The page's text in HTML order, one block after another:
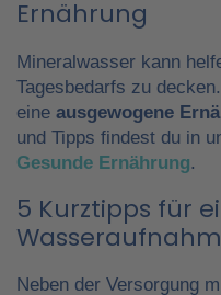
Ernährung
Mineralwasser kann
Tagesbedarfs zu
eine ausgewogene
und Tipps findest du in
Gesunde Ernährung.
5 Kurztipps für
Neben der Versorgung